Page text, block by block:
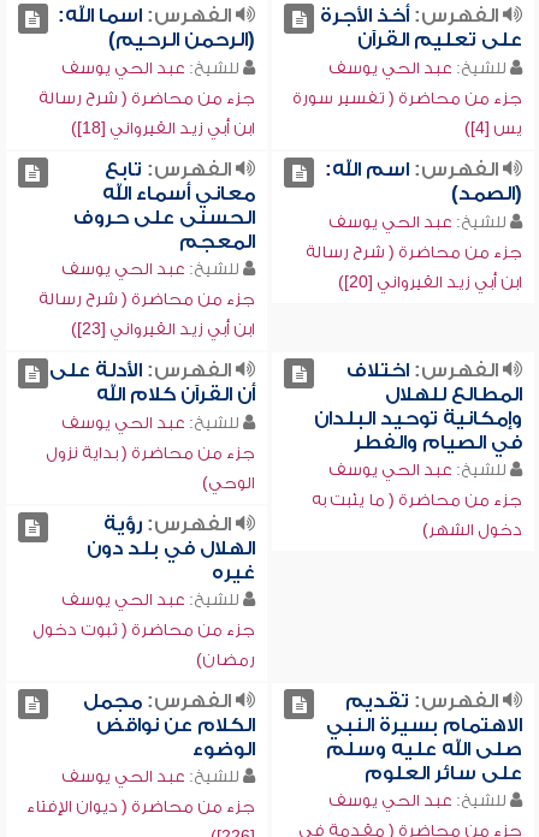
الفهرس:أخذ الأجرة
على تعليم القرآن
للشيخ: عبد الحي يوسف
جزء من محاضرة ( تفسير سورة
يس [4])
الفهرس:اسما الله:
(الرحمن الرحيم)
للشيخ: عبد الحي يوسف
جزء من محاضرة ( شرح رسالة
ابن أبي زيد القيرواني [18])
الفهرس:اسم الله:
(الصمد)
للشيخ: عبد الحي يوسف
جزء من محاضرة ( شرح رسالة
ابن أبي زيد القيرواني [20])
الفهرس: تابع
معاني أسماء الله
الحسنى على حروف
المعجم
للشيخ: عبد الحي يوسف
جزء من محاضرة ( شرح رسالة
ابن أبي زيد القيرواني [23])
الفهرس:اختلاف
المطالع للهلال
وإمكانية توحيد البلدان
في الصيام والفطر
للشيخ: عبد الحي يوسف
جزء من محاضرة ( ما يثبت به
دخول الشهر)
الفهرس:الأدلة على
أن القرآن كلام الله
للشيخ: عبد الحي يوسف
جزء من محاضرة ( بداية نزول
الوحي)
الفهرس:رؤية
الهلال في بلد دون
غيره
للشيخ: عبد الحي يوسف
جزء من محاضرة ( ثبوت دخول
رمضان)
الفهرس: تقديم
الاهتمام بسيرة النبي
صلى الله عليه وسلم
على سائر العلوم
للشيخ: عبد الحي يوسف
جزء من محاضرة ( مقدمة في
الفهرس:مجمل
الكلام عن نواقض
الوضوء
للشيخ: عبد الحي يوسف
جزء من محاضرة ( ديوان الإفتاء